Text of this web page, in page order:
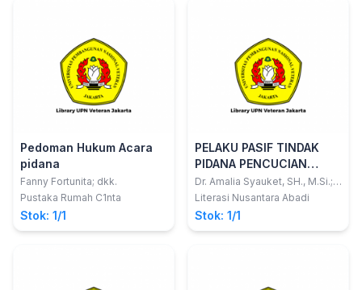
Pedoman Hukum Acara
pidana
Fanny Fortunita; dkk.
Pustaka Rumah C1nta
Stok: 1/1
PELAKU PASIF TINDAK
PIDANA PENCUCIAN
UANG
Dr. Amalia Syauket, SH., M.Si.;
Melanie Pita Lestari, SS, MH;
Literasi Nusantara Abadi
Stok: 1/1